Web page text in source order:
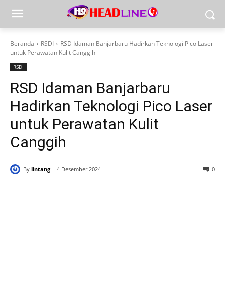
Beranda RSDI
RSD Idaman Banjarbaru Hadirkan Teknologi Pico Laser
untuk Perawatan Kulit Canggih
RSDI
RSD Idaman Banjarbaru
Hadirkan Teknologi Pico Laser
untuk Perawatan Kulit
Canggih
By lintang 4 Desember 2024 0